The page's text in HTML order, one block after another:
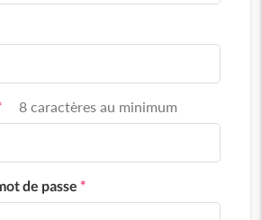
8 caractères au minimum
de passe *